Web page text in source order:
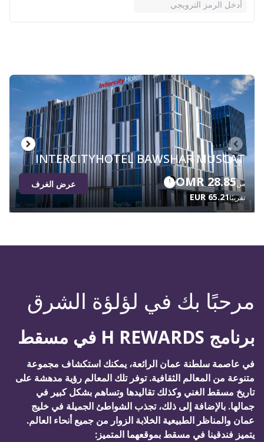
الشريحة 1 من 2
INTERCITYHOTEL BAWSHAR MUSCAT
من28.85 OMR
تقريبًا65.21 EUR
عرض الغرف
مرحبًا بك في لؤلؤة الشرق
برنامج H REWARDS في مسقط
في عاصمة سلطنة عمان الرائعة، يمكنك استكشاف مجموعة
متنوعة من المعالم الثقافية. توفر تلك المعالم رؤية مدهشة على
تاريخ مسقط الغني وكذلك تقاليدها وتساهم بشكل كبير في
جمالها. بالإضافة إلى ذلك، تجذب الشواطئ الجميلة في خليج
عمان والمناظر الطبيعية الخلابة الزوار من جميع أنحاء العالم.
يتميز فندقينا في مسقط بموقعهما المتميز: